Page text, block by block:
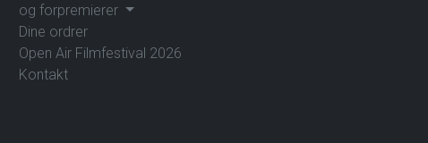
og forpremierer
Dine ordrer
Open Air Filmfestival 2026
Kontakt